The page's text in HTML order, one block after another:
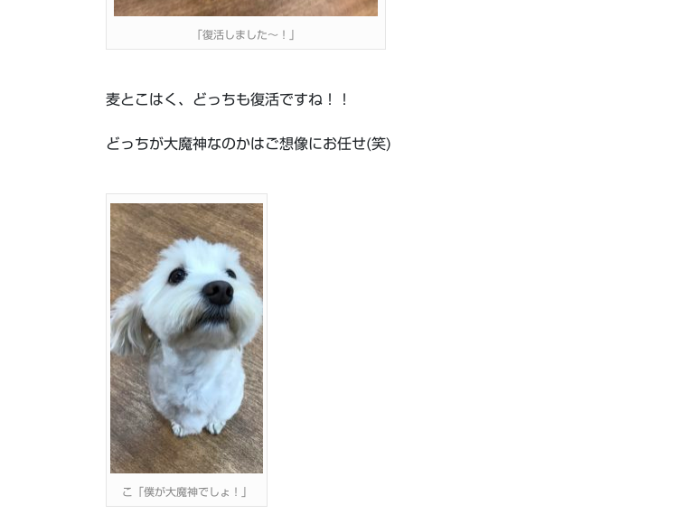
「復活しました～！」
麦とこはく、どっちも復活ですね！！
どっちが大魔神なのかはご想像にお任せ(笑)
こ「僕が大魔神でしょ！」